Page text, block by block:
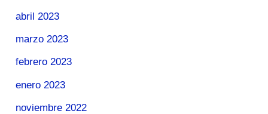
abril 2023
marzo 2023
febrero 2023
enero 2023
noviembre 2022